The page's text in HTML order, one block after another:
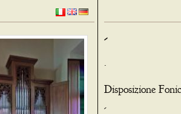
-
.
Disposizione
-